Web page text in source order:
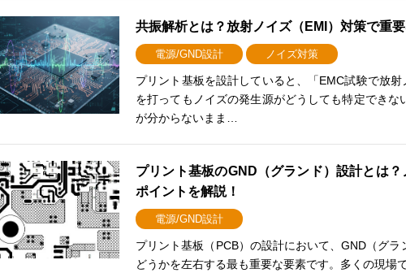
共振解析とは？放射ノイズ（EMI）対策で重
電源/GND設計 ノイズ対策
プリント基板を設計していると、「EMC試験で放
を打ってもノイズの発生源がどうしても特定でき
が分からないまま…
プリント基板のGND（グランド）設計とは
ポイントを解説！
電源/GND設計
プリント基板（PCB）の設計において、GND（グ
どうかを左右する最も重要な要素です。多くの現場